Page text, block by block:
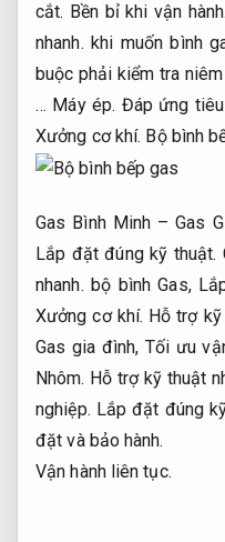
cắt. Bền bỉ khi vận hành.
nhanh. khi muốn bình
buộc phải kiểm tra
… Máy ép. Đáp ứng tiêu
Xưởng cơ khí. Bộ bình
Gas Bình Minh – Gas
Lắp đặt đúng kỹ thuật.
nhanh. bộ bình Gas,
Xưởng cơ khí. Hỗ trợ kỹ
Gas gia đình, Tối ưu
Nhôm. Hỗ trợ kỹ thuật
nghiệp. Lắp đặt đúng
đặt và bảo hành.
Vận hành liên tục.